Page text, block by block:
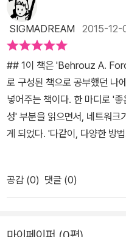
SIGMADREAM 2015-12-
## 1이 책은 'Behrouz A.
로 구성된 책으로 공부했던 나
넣어주는 책이다. 한 마디로 '
성' 부분을 읽으면서, 네트워크
게 되었다. '다같이, 다양한 방
공감 (0) 댓글 (0)